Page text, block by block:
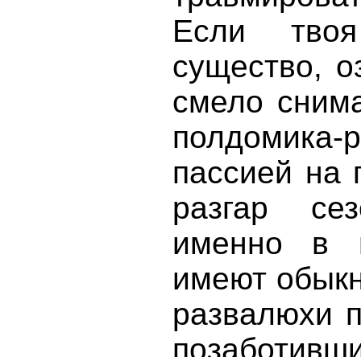
Если
существо,
смело
пассией на
разгар
именно в
имеют
развалюхи